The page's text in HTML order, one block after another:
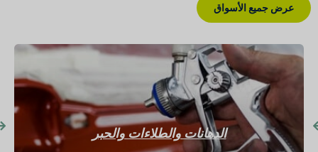
عرض جميع الأسواق
الدهانات والطلاءات والحبر